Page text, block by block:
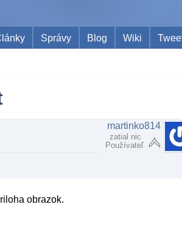
Správy Blog Wiki
martinko814
zatial nic
Používateľ
obrazok.